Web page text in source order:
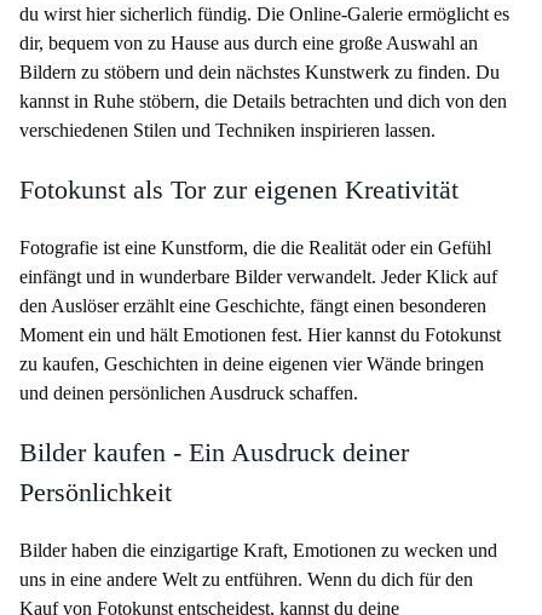
du wirst hier sicherlich fündig. Die Online-Galerie ermöglicht es
dir, bequem von zu Hause aus durch eine große Auswahl an
Bildern zu stöbern und dein nächstes Kunstwerk zu finden. Du
kannst in Ruhe stöbern, die Details betrachten und dich von den
verschiedenen Stilen und Techniken inspirieren lassen.
Fotokunst als Tor zur eigenen Kreativität
Fotografie ist eine Kunstform, die die Realität oder ein Gefühl
einfängt und in wunderbare Bilder verwandelt. Jeder Klick auf
den Auslöser erzählt eine Geschichte, fängt einen besonderen
Moment ein und hält Emotionen fest. Hier kannst du Fotokunst
zu kaufen, Geschichten in deine eigenen vier Wände bringen
und deinen persönlichen Ausdruck schaffen.
Bilder kaufen - Ein Ausdruck deiner
Persönlichkeit
Bilder haben die einzigartige Kraft, Emotionen zu wecken und
uns in eine andere Welt zu entführen. Wenn du dich für den
Kauf von Fotokunst entscheidest, kannst du deine